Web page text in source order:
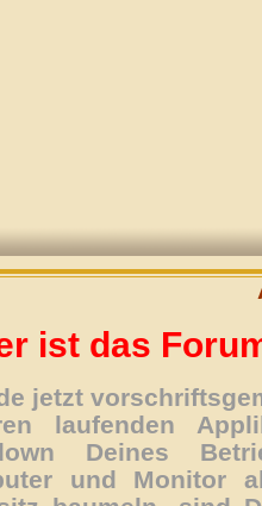
ist das
jetzt
laufenden
Deines
und Monitor